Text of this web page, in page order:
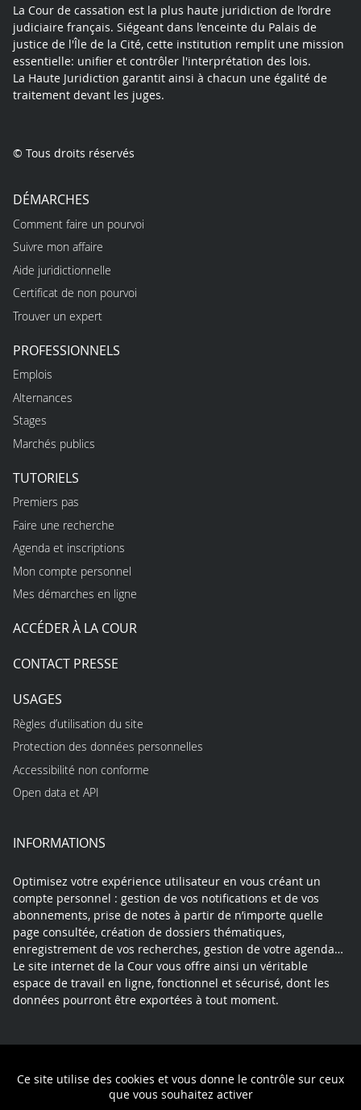
Ce site utilise des cookies et vous donne le contrôle sur ceux
que vous souhaitez activer
La Cour de cassation est la plus haute juridiction de l’ordre
judiciaire français. Siégeant dans l’enceinte du Palais de
justice de l'Île de la Cité, cette institution remplit une mission
essentielle: unifier et contrôler l'interprétation des lois.
La Haute Juridiction garantit ainsi à chacun une égalité de
traitement devant les juges.
© Tous droits réservés
DÉMARCHES
Comment faire un pourvoi
Suivre mon affaire
Aide juridictionnelle
Certificat de non pourvoi
Trouver un expert
PROFESSIONNELS
Emplois
Alternances
Stages
Marchés publics
TUTORIELS
Premiers pas
Faire une recherche
Agenda et inscriptions
Mon compte personnel
Mes démarches en ligne
ACCÉDER À LA COUR
CONTACT PRESSE
USAGES
Règles d’utilisation du site
Protection des données personnelles
Accessibilité non conforme
Open data et API
INFORMATIONS
Optimisez votre expérience utilisateur en vous créant un
compte personnel : gestion de vos notifications et de vos
abonnements, prise de notes à partir de n’importe quelle
page consultée, création de dossiers thématiques,
enregistrement de vos recherches, gestion de votre agenda…
Le site internet de la Cour vous offre ainsi un véritable
espace de travail en ligne, fonctionnel et sécurisé, dont les
données pourront être exportées à tout moment.
Politique de confidentialité